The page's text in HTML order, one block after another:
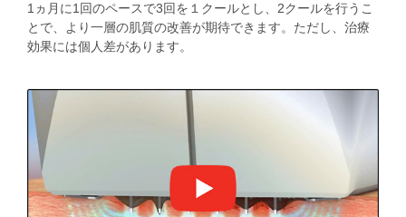
1ヵ月に1回のペースで3回を１クールとし、2クールを行うこ
とで、より一層の肌質の改善が期待できます。ただし、治療
効果には個人差があります。